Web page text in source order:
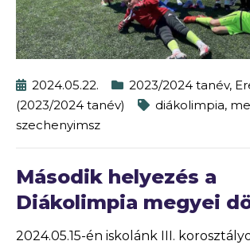
2024.05.22. 2023/2024 tanév,
(2023/2024 tanév)
diákolimpia,
szechenyimsz
Második helyezés a
Diákolimpia megyei
2024.05.15-én iskolánk III.